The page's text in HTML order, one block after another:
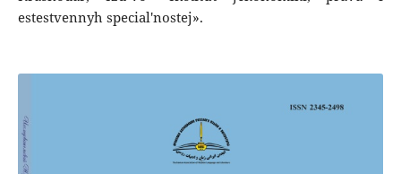
estestvennyh special'nostej».